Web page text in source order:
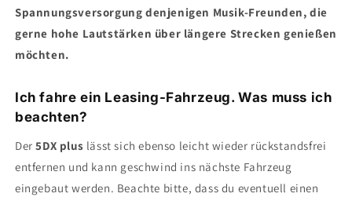
Spannungsversorgung denjenigen Musik-Freunden, die
gerne hohe Lautstärken über längere Strecken genießen
möchten.
Ich fahre ein Leasing-Fahrzeug. Was muss ich
beachten?
Der5DX plus lässt sich ebenso leicht wieder rückstandsfrei
entfernen und kann geschwind ins nächste Fahrzeug
eingebaut werden. Beachte bitte, dass du eventuell einen